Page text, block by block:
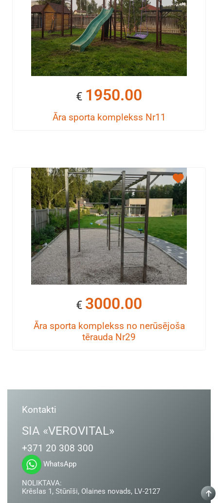
€ 1950.00
Āra sporta komplekss Nr11
€ 3000.00
Āra sporta komplekss no nerūsējoša
tērauda Nr29
Kontakti
SIA «VEROVITAL»
+371 20 308 300
WhatsApp
NOLIKTAVA:
Krēslas 1, Stūnīši, Olaines novads, LV-2127